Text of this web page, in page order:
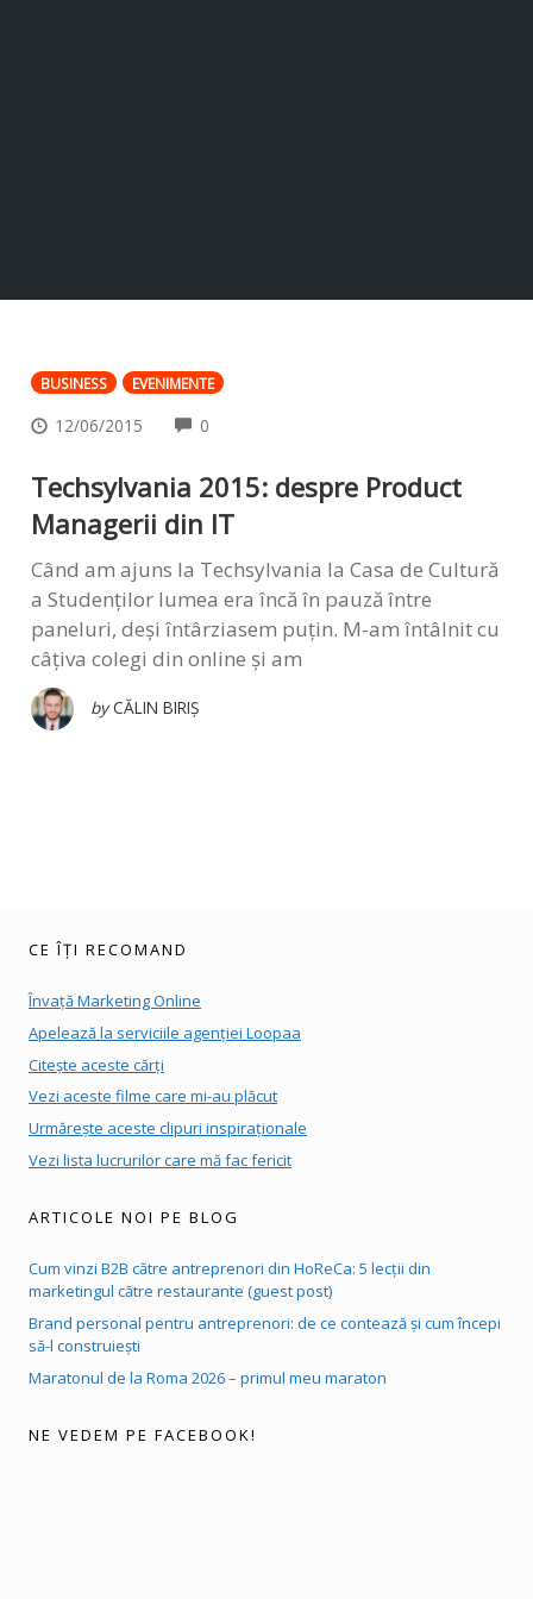
BUSINESS EVENIMENTE
12/06/2015 0
Techsylvania 2015: despre Product
Managerii din IT
Când am ajuns la Techsylvania la Casa de Cultură
a Studenților lumea era încă în pauză între
paneluri, deși întârziasem puțin. M-am întâlnit cu
câțiva colegi din online și am
by CĂLIN BIRIȘ
CE ÎȚI RECOMAND
Învață Marketing Online
Apelează la serviciile agenției Loopaa
Citește aceste cărți
Vezi aceste filme care mi-au plăcut
Urmărește aceste clipuri inspiraționale
Vezi lista lucrurilor care mă fac fericit
ARTICOLE NOI PE BLOG
Cum vinzi B2B către antreprenori din HoReCa: 5 lecții din
marketingul către restaurante (guest post)
Brand personal pentru antreprenori: de ce contează și cum începi
să-l construiești
Maratonul de la Roma 2026 – primul meu maraton
NE VEDEM PE FACEBOOK!